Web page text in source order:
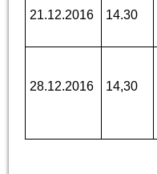
21.12.2016 14.30
28.12.2016 14,30